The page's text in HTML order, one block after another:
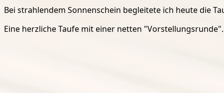
Bei strahlendem Sonnenschein begleitete ich heute die
Eine herzliche Taufe mit einer netten "Vorstellungsrunde".